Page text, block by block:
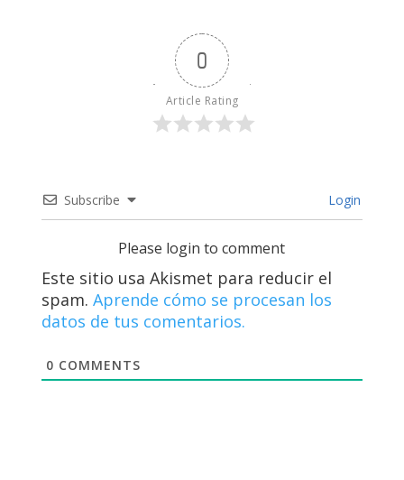
0
Article Rating
Subscribe Login
Please login to comment
Este sitio usa Akismet para reducir el
spam. Aprende cómo se procesan los
datos de tus comentarios.
0 COMMENTS